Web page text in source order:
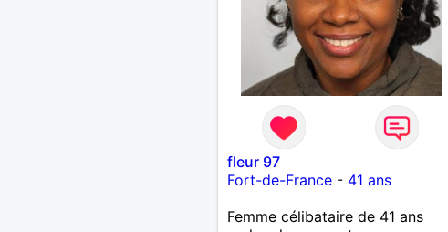
fleur 97
Fort-de-France- 41 ans
Femme célibataire de 41 ans